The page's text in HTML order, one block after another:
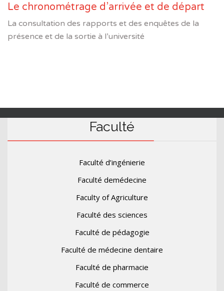
Le chronométrage d’arrivée et de départ
La consultation des rapports et des enquêtes de la
présence et de la sortie à l’université
Faculté
Faculté d’ingénierie
Faculté demédecine
Faculty of Agriculture
Faculté des sciences
Faculté de pédagogie
Faculté de médecine dentaire
Faculté de pharmacie
Faculté de commerce